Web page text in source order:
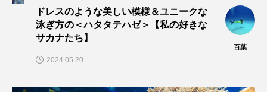
未利用魚 未来館 東京湾 栄養
桂浜水族館
ドレスのような美しい模様＆ユニークな
泳ぎ方の＜ハタタテハゼ＞【私の好きな
サカナたち】
百葉
2024.05.20